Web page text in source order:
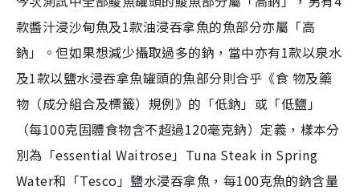
款醬汁浸沙甸魚及1款油浸吞拿魚的魚部分亦屬「高
鈉」。但如果想減少攝取過多的鈉，當中亦有1款以泉水
及1款以鹽水浸吞拿魚罐頭的魚部分則合乎《食 物及藥
物（成分組合及標籤）規例》的「低鈉」或「低鹽」
（每100克固體食物含不超過120毫克鈉）定義，樣本分
別為「essential Waitrose」Tuna Steak in Spring
Water和「Tesco」鹽水浸吞拿魚，每100克魚的鈉含量